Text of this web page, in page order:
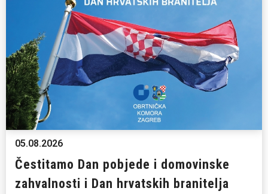
05.08.2026
Čestitamo Dan pobjede i domovinske
zahvalnosti i Dan hrvatskih branitelja